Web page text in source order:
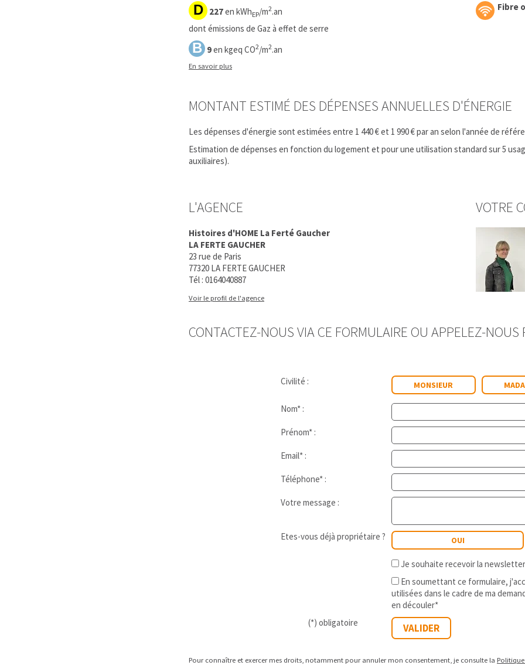
D 227en kWhEP/m2.an
dont émissions de Gaz à effet de serre
B 9en kgeq CO2/m2.an
En savoir plus
Fibre
MONTANT ESTIMÉ DES DÉPENSES ANNUELLES D'ÉNERGIE
Les dépenses d'énergie sont estimées entre 1 440 € et 1 990 € par an selon l'année de
Estimation de dépenses en fonction du logement et pour une utilisation standard sur 5
auxiliaires).
L'AGENCE
Histoires d'HOME La Ferté Gaucher
LA FERTE GAUCHER
23 rue de Paris
77320 LA FERTE GAUCHER
Tél : 0164040887
Voir le profil de l'agence
VOTRE
CONTACTEZ-NOUS VIA CE FORMULAIRE OU APPELEZ-NOUS
Civilité : MONSIEUR
Nom* :
Prénom* :
Email* :
Téléphone* :
Votre message :
Etes-vous déjà propriétaire ? OUI
Je souhaite recevoir la
En soumettant ce formulaire,
utilisées dans le cadre de ma
en découler*
(*) obligatoire
Pour connaître et exercer mes droits, notamment pour annuler mon consentement, je consulte la